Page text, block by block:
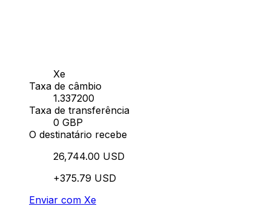
Xe
Taxa de câmbio
1.337200
Taxa de transferência
0 GBP
O destinatário recebe
26,744.00 USD
+375.79 USD
Enviar com Xe